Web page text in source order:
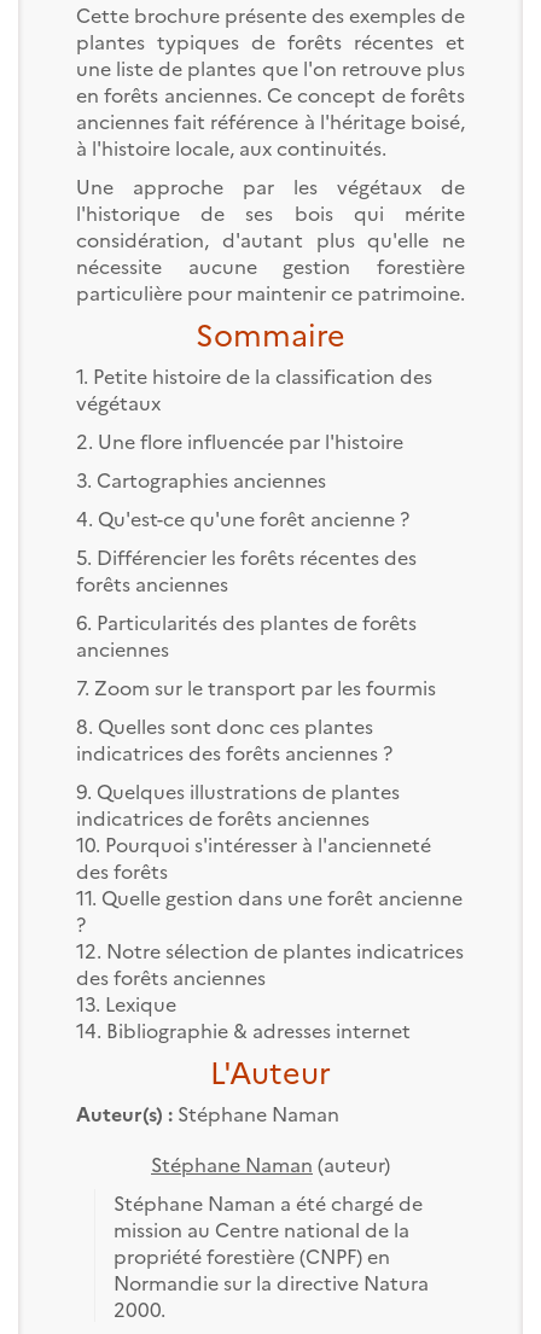
Cette brochure présente des exemples de
plantes typiques de forêts récentes et
une liste de plantes que l'on retrouve plus
en forêts anciennes. Ce concept de forêts
anciennes fait référence à l'héritage boisé,
à l'histoire locale, aux continuités.
Une approche par les végétaux de
l'historique de ses bois qui mérite
considération, d'autant plus qu'elle ne
nécessite aucune gestion forestière
particulière pour maintenir ce patrimoine.
Sommaire
1. Petite histoire de la classification des
végétaux
2. Une flore influencée par l'histoire
3. Cartographies anciennes
4. Qu'est-ce qu'une forêt ancienne ?
5. Différencier les forêts récentes des
forêts anciennes
6. Particularités des plantes de forêts
anciennes
7. Zoom sur le transport par les fourmis
8. Quelles sont donc ces plantes
indicatrices des forêts anciennes ?
9. Quelques illustrations de plantes
indicatrices de forêts anciennes
10. Pourquoi s'intéresser à l'ancienneté
des forêts
11. Quelle gestion dans une forêt ancienne
?
12. Notre sélection de plantes indicatrices
des forêts anciennes
13. Lexique
14. Bibliographie & adresses internet
L'Auteur
Auteur(s) : Stéphane Naman
Stéphane Naman (auteur)
Stéphane Naman a été chargé de
mission au Centre national de la
propriété forestière (CNPF) en
Normandie sur la directive Natura
2000.